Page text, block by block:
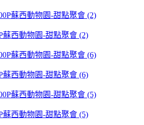
蘇西動物園-甜點聚會 (2)
蘇西動物園-甜點聚會 (6)
蘇西動物園-甜點聚會 (5)